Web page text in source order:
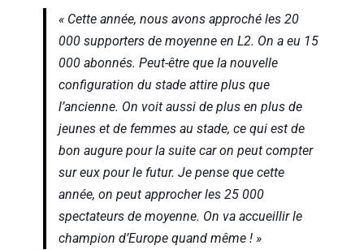
« Cette année, nous avons approché les 20
000 supporters de moyenne en L2. On a eu 15
000 abonnés. Peut-être que la nouvelle
configuration du stade attire plus que
l’ancienne. On voit aussi de plus en plus de
jeunes et de femmes au stade, ce qui est de
bon augure pour la suite car on peut compter
sur eux pour le futur. Je pense que cette
année, on peut approcher les 25 000
spectateurs de moyenne. On va accueillir le
champion d’Europe quand même ! »